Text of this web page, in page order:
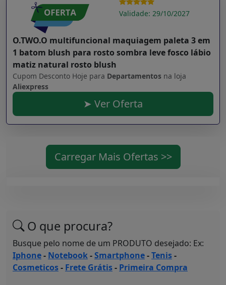
Validade: 29/10/2027
O.TWO.O multifuncional maquiagem paleta 3 em
1 batom blush para rosto sombra leve fosco lábio
matiz natural rosto blush
Cupom Desconto Hoje para Departamentos na loja
Aliexpress
➤ Ver Oferta
Carregar Mais Ofertas >>
O que procura?
Busque pelo nome de um PRODUTO desejado: Ex:
Iphone- Notebook-Smartphone-Tenis-
Cosmeticos- Frete Grátis- Primeira Compra